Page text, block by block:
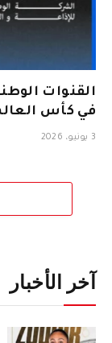
القنوات
في كأس العالم
3 يونيو، 2026
آخر الأخبار